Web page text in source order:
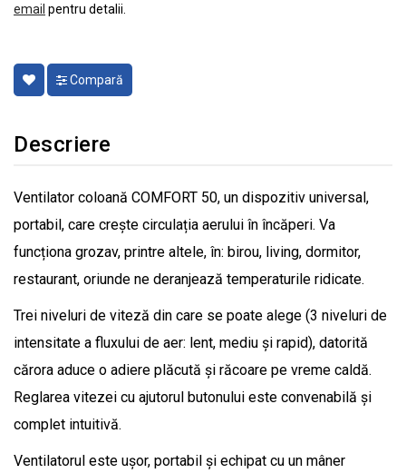
email pentru detalii.
Compară
Descriere
Ventilator coloană COMFORT 50, un dispozitiv universal,
portabil, care crește circulația aerului în încăperi. Va
funcționa grozav, printre altele, în: birou, living, dormitor,
restaurant, oriunde ne deranjează temperaturile ridicate.
Trei niveluri de viteză din care se poate alege (3 niveluri de
intensitate a fluxului de aer: lent, mediu și rapid), datorită
cărora aduce o adiere plăcută și răcoare pe vreme caldă.
Reglarea vitezei cu ajutorul butonului este convenabilă și
complet intuitivă.
Ventilatorul este ușor, portabil și echipat cu un mâner